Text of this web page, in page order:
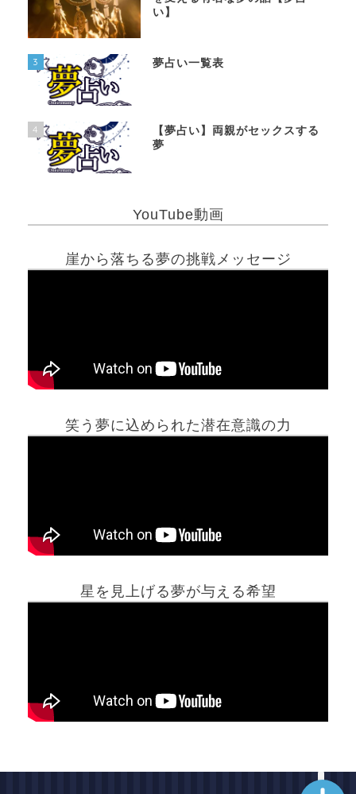
い】
3 夢占い一覧表
4
【夢占い】両親がセックスする
夢
YouTube動画
崖から落ちる夢の挑戦メッセージ
笑う夢に込められた潜在意識の力
星を見上げる夢が与える希望
ホーム
最新記事動画